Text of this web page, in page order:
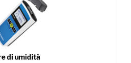
di umidità